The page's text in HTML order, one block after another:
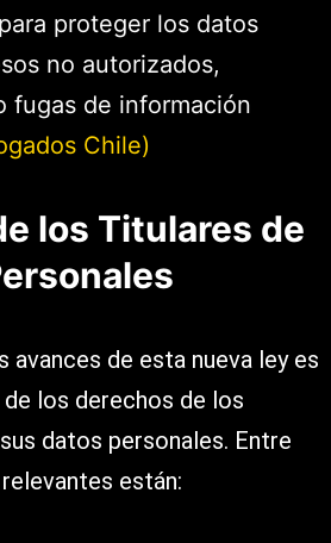
proteger los datos
no autorizados,
fugas de información​
Chile)
los Titulares de
avances de esta nueva ley es
los derechos de los
datos personales. Entre
están: